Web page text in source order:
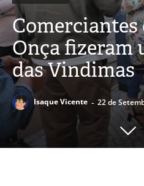
Comerciantes
Onça fizeram
das Vindimas
Isaque Vicente - 22 de